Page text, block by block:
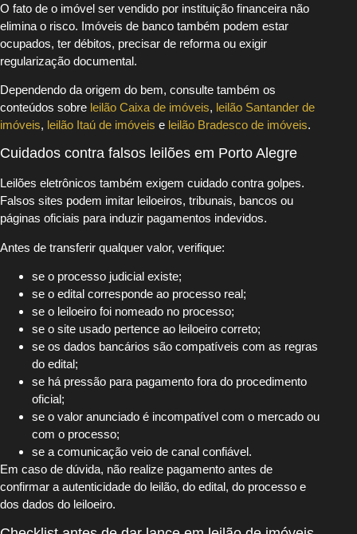
O fato de o imóvel ser vendido por instituição financeira não
elimina o risco. Imóveis de banco também podem estar
ocupados, ter débitos, precisar de reforma ou exigir
regularização documental.
Dependendo da origem do bem, consulte também os
conteúdos sobre leilão Caixa de imóveis, leilão Santander de
imóveis, leilão Itaú de imóveis e leilão Bradesco de imóveis.
Cuidados contra falsos leilões em Porto Alegre
Leilões eletrônicos também exigem cuidado contra golpes.
Falsos sites podem imitar leiloeiros, tribunais, bancos ou
páginas oficiais para induzir pagamentos indevidos.
Antes de transferir qualquer valor, verifique:
se o processo judicial existe;
se o edital corresponde ao processo real;
se o leiloeiro foi nomeado no processo;
se o site usado pertence ao leiloeiro correto;
se os dados bancários são compatíveis com as regras
do edital;
se há pressão para pagamento fora do procedimento
oficial;
se o valor anunciado é incompatível com o mercado ou
com o processo;
se a comunicação veio de canal confiável.
Em caso de dúvida, não realize pagamento antes de
confirmar a autenticidade do leilão, do edital, do processo e
dos dados do leiloeiro.